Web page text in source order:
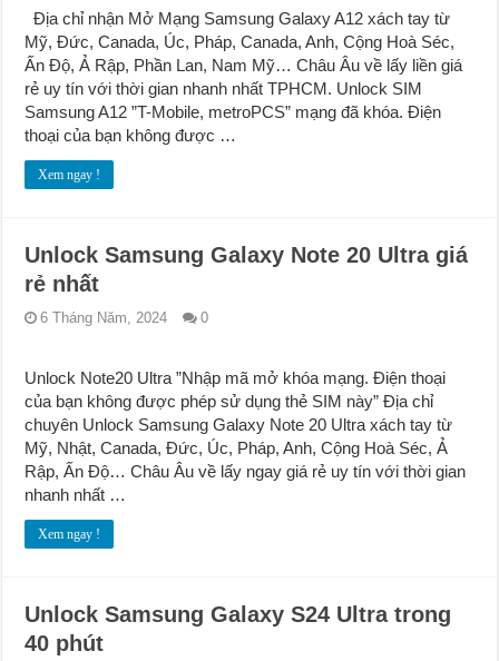
Địa chỉ nhận Mở Mạng Samsung Galaxy A12 xách tay từ
Mỹ, Đức, Canada, Úc, Pháp, Canada, Anh, Cộng Hoà Séc,
Ấn Độ, Ả Rập, Phần Lan, Nam Mỹ… Châu Âu về lấy liền giá
rẻ uy tín với thời gian nhanh nhất TPHCM. Unlock SIM
Samsung A12 ”T-Mobile, metroPCS” mạng đã khóa. Điện
thoại của bạn không được …
Xem ngay !
Unlock Samsung Galaxy Note 20 Ultra giá
rẻ nhất
6 Tháng Năm, 2024 0
Unlock Note20 Ultra ”Nhập mã mở khóa mạng. Điện thoại
của bạn không được phép sử dụng thẻ SIM này” Địa chỉ
chuyên Unlock Samsung Galaxy Note 20 Ultra xách tay từ
Mỹ, Nhật, Canada, Đức, Úc, Pháp, Anh, Cộng Hoà Séc, Ả
Rập, Ấn Độ… Châu Âu về lấy ngay giá rẻ uy tín với thời gian
nhanh nhất …
Xem ngay !
Unlock Samsung Galaxy S24 Ultra trong
40 phút